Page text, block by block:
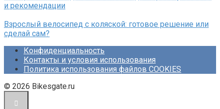
и рекомендации
Взрослый велосипед с коляской: готовое решение или
сделай сам?
Конфиденциальность
Контакты и условия использования
Политика использования файлов COOKIES
© 2026 Bikesgate.ru